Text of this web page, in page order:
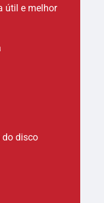
útil e melhor
disco